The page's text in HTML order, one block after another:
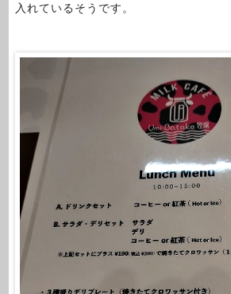
入れているそうです。